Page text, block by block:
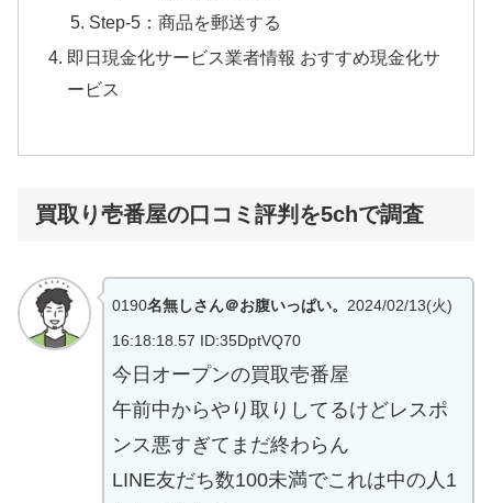
Step-5：商品を郵送する
即日現金化サービス業者情報 おすすめ現金化サ
ービス
買取り壱番屋の口コミ評判を5chで調査
0190名無しさん＠お腹いっぱい。 2024/02/13(火)
16:18:18.57 ID:35DptVQ70
今日オープンの買取壱番屋
午前中からやり取りしてるけどレスポ
ンス悪すぎてまだ終わらん
LINE友だち数100未満でこれは中の人1